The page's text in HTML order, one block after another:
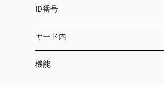
ID番号
ヤード内
機能